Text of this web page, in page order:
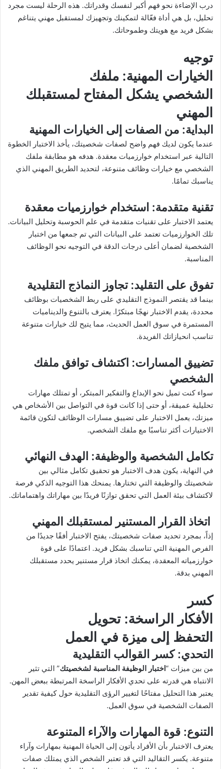
درب الإضاءة نحو فهم أكبر لنفسك وقدراتك. هذه الرحلة ليست مجرد
تحليل، بل هي أداة فعّالة لتمكينك وتجهيزك لمستقبل مهني يتناغم
بشكل فريد مع هويتك وطموحاتك.
توجيه
الخيارات المهنية: ملفك
الشخصي يشكل المفتاح لمستقبلك
المهني
البداية: من الصفات إلى الخيارات المهنية
عندما يكون لديك فهم واضح لصفات شخصيتك، يأخذ الاختبار الخطوة
التالية عبر استخدام خوارزميات معقدة. هدفه هو مطابقة ملفك
الشخصي مع خيارات وظائف متنوعة، لتحديد الطريق المهني الذي
يناسبك تمامًا.
تقنية متقدمة: استخدام خوارزميات معقدة
يعتمد الاختبار على تقنيات متقدمة في علم الحوسبة وتحليل البيانات.
تلك الخوارزميات تعتمد على البيانات التي تم جمعها من اختبار
الشخصية لضمان أعلى درجات الدقة في التوجيه نحو الوظائف
المناسبة.
تفوق على التقليد: تجاوز النماذج التقليدية
بينما قد يقتصر النموذج التقليدي على ربط الشخصيات بوظائف
محددة، يقدم الاختبار نهجًا مبتكرًا. يعترف بالتنوع والديناميات
المستمرة في سوق العمل الحديث، مما يتيح لك خيارات متنوعة
تناسب انحيازاتك الفريدة.
تضييق المسارات: اكتشاف توافق ملفك
الشخصي
سواء كنت تميل نحو الإبداع والتفكير المبتكر، أو تمتلك مهارات
تحليلية عميقة، أو حتى إذا كانت قوة في التواصل بين الأشخاص هي
ميزتك، يعمل الاختبار على تضييق مسارات الوظائف لتكون قائمة
الاختيارات أكثر تناسبًا مع ملفك الشخصي.
تكامل الشخصية والوظيفة: الهدف النهائي
في النهاية، يكون هدف الاختبار هو تحقيق تكامل مثالي بين
شخصيتك والوظيفة التي تختارها. يمنحك هذا التوجيه الذكي فرصة
لاكتشاف بيئة العمل التي تحقق توازنًا فريدًا بين مهاراتك واهتماماتك.
اتخاذ القرار المستنير لمستقبلك المهني
إذاً، بمجرد تحديد صفات شخصيتك، يفتح الاختبار أفقًا جديدًا من
الفرص المهنية التي تناسبك بشكل فريد. اعتمادًا على قوة
خوارزمياته المعقدة، يمكنك اتخاذ قرار مستنير يحدد مستقبلك
المهني بدقة.
كسر
الأفكار الراسخة: تحويل
التحفظ إلى ميزة في العمل
التحدي: كسر القوالب التقليدية
من بين ميزات “اختبار الوظيفة المناسبة لشخصيتك” التي تثير
الانتباه هي قدرته على تحدي الأفكار الراسخة المرتبطة ببعض المهن.
يعتبر هذا التحليل مفتاحًا لتغيير الرؤى التقليدية حول كيفية تقدير
الصفات الشخصية في سوق العمل.
التنوع: قوة المهارات والآراء المتنوعة
يعترف الاختبار بأن الأفراد يأتون إلى الحياة المهنية بمهارات وآراء
متنوعة. يكسر التقاليد التي قد تعتبر الشخص الذي يمتلك صفات